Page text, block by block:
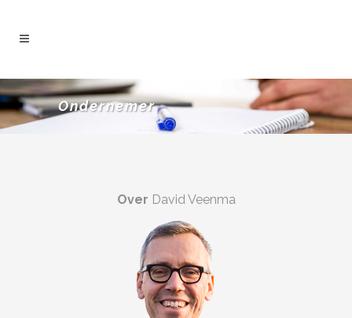
Ondernemer
Over David Veenma